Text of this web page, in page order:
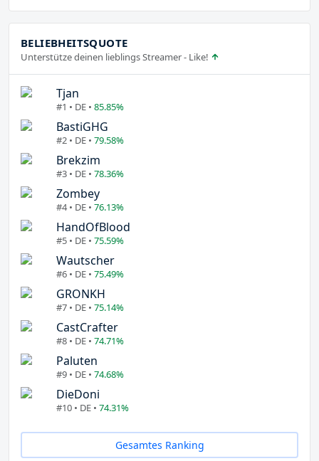
BELIEBHEITSQUOTE
Unterstütze deinen lieblings Streamer - Like!
Tjan
#1 • DE • 85.85%
BastiGHG
#2 • DE • 79.58%
Brekzim
#3 • DE • 78.36%
Zombey
#4 • DE • 76.13%
HandOfBlood
#5 • DE • 75.59%
Wautscher
#6 • DE • 75.49%
GRONKH
#7 • DE • 75.14%
CastCrafter
#8 • DE • 74.71%
Paluten
#9 • DE • 74.68%
DieDoni
#10 • DE • 74.31%
Gesamtes Ranking